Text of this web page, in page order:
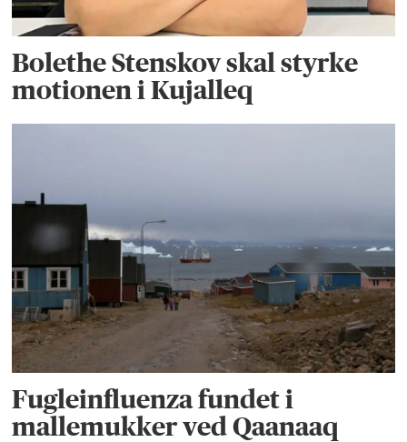
Bolethe Stenskov skal styrke
motionen i Kujalleq
Fugleinfluenza fundet i
mallemukker ved Qaanaaq